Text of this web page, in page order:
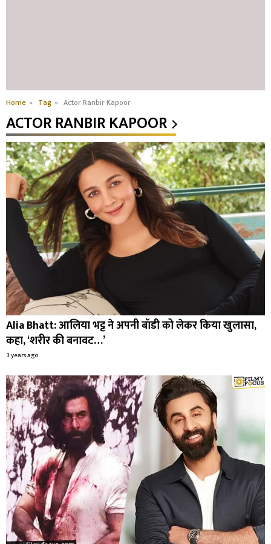
Home » Tag » Actor Ranbir Kapoor
ACTOR RANBIR KAPOOR
Alia Bhatt: आलिया भट्ट ने अपनी बॉडी को लेकर किया खुलासा,
कहा, ‘शरीर की बनावट…’
3 years ago